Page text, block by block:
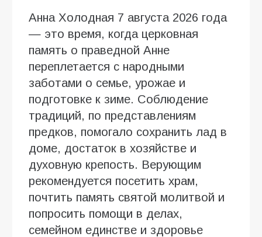
Анна Холодная 7 августа 2026 года
— это время, когда церковная
память о праведной Анне
переплетается с народными
заботами о семье, урожае и
подготовке к зиме. Соблюдение
традиций, по представлениям
предков, помогало сохранить лад в
доме, достаток в хозяйстве и
духовную крепость. Верующим
рекомендуется посетить храм,
почтить память святой молитвой и
попросить помощи в делах,
семейном единстве и здоровье